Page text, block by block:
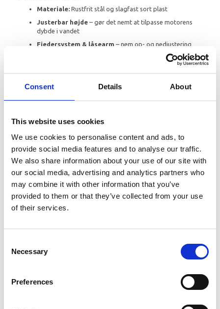
Consent Details About
This website uses cookies
We use cookies to personalise content and ads, to
provide social media features and to analyse our traffic.
We also share information about your use of our site with
our social media, advertising and analytics partners who
may combine it with other information that you’ve
provided to them or that they’ve collected from your use
of their services.
Selection
Necessary
Preferences
Materiale: Rustfrit stål og slagfast sort plast
Justerbar højde – gør det nemt at tilpasse motorens
dybde i vandet
Fjedersystem & låsearm – nem op- og nedjustering
Afstand mellem huller (fra centrum af monteringshullet):
Fordele:
Kraftig konstruktion i rustfrit stål – korrosionsbestandig og
vejrresistent
Tykkelse og form på plastpladen sikrer stabil montering af
Passer til de fleste mindre påhængsmotorer, ca. op til 20 HK eller